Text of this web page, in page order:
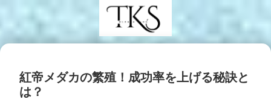
紅帝メダカの繁殖！成功率を上げる秘訣と
は？